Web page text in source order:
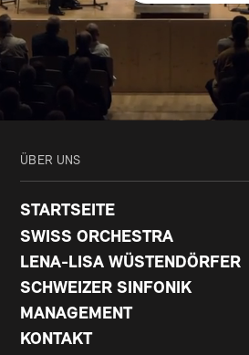
ÜBER UNS
STARTSEITE
SWISS ORCHESTRA
LENA-LISA WÜSTENDÖRFER
SCHWEIZER SINFONIK
MANAGEMENT
KONTAKT